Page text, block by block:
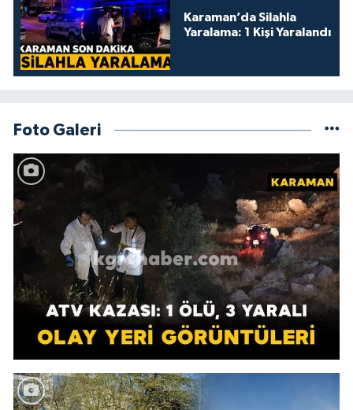
Karaman’da Silahla
Yaralama: 1 Kişi Yaralandı
Foto Galeri